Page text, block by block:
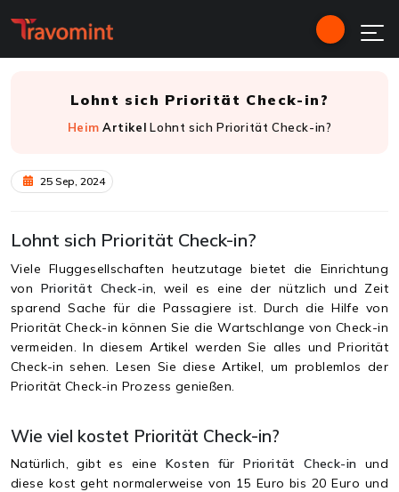
Lohnt sich Priorität Check-in?
Heim Artikel Lohnt sich Priorität Check-in?
25 Sep, 2024
Lohnt sich Priorität Check-in?
Viele Fluggesellschaften heutzutage bietet die Einrichtung
von Priorität Check-in, weil es eine der nützlich und Zeit
sparend Sache für die Passagiere ist. Durch die Hilfe von
Priorität Check-in können Sie die Wartschlange von Check-in
vermeiden. In diesem Artikel werden Sie alles und Priorität
Check-in sehen. Lesen Sie diese Artikel, um problemlos der
Priorität Check-in Prozess genießen.
Wie viel kostet Priorität Check-in?
Natürlich, gibt es eine Kosten für Priorität Check-in und
diese kost geht normalerweise von 15 Euro bis 20 Euro und